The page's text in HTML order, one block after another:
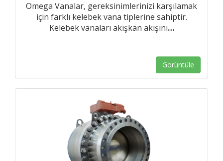
Omega Vanalar, gereksinimlerinizi karşılamak
için farklı kelebek vana tiplerine sahiptir.
Kelebek vanaları akışkan akışını…
Görüntüle